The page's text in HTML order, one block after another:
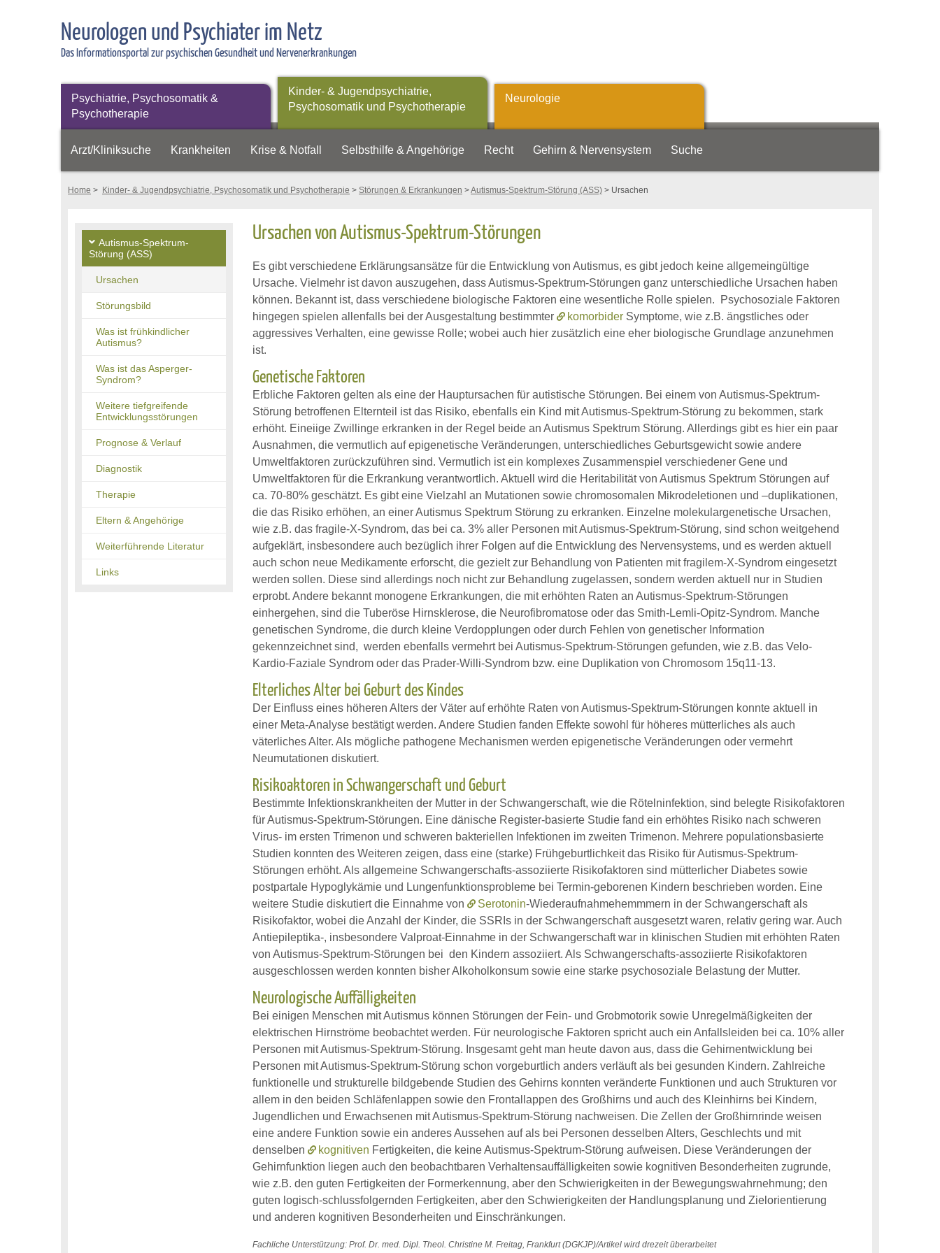
Neurologen und Psychiater im Netz
Das Informationsportal zur psychischen Gesundheit und Nervenerkrankungen
Psychiatrie, Psychosomatik &
Psychotherapie
Kinder- & Jugendpsychiatrie,
Psychosomatik und Psychotherapie
Neurologie
Arzt/Kliniksuche Krankheiten Krise & Notfall Selbsthilfe & Angehörige Recht Gehirn & Nervensystem Suche
Home > Kinder- & Jugendpsychiatrie, Psychosomatik und Psychotherapie > Störungen & Erkrankungen >Autismus-Spektrum-Störung (ASS) > Ursachen
Autismus-Spektrum-
Störung (ASS)
Ursachen
Störungsbild
Was ist frühkindlicher
Autismus?
Was ist das Asperger-
Syndrom?
Weitere tiefgreifende
Entwicklungsstörungen
Prognose & Verlauf
Diagnostik
Therapie
Eltern & Angehörige
Weiterführende Literatur
Links
Ursachen von Autismus-Spektrum-Störungen
Es gibt verschiedene Erklärungsansätze für die Entwicklung von Autismus, es gibt jedoch keine allgemeingültige
Ursache. Vielmehr ist davon auszugehen, dass Autismus-Spektrum-Störungen ganz unterschiedliche Ursachen haben
können. Bekannt ist, dass verschiedene biologische Faktoren eine wesentliche Rolle spielen. Psychosoziale Faktoren
hingegen spielen allenfalls bei der Ausgestaltung bestimmter
komorbider Symptome, wie z.B. ängstliches oder
aggressives Verhalten, eine gewisse Rolle; wobei auch hier zusätzlich eine eher biologische Grundlage anzunehmen
ist.
Genetische Faktoren
Erbliche Faktoren gelten als eine der Hauptursachen für autistische Störungen. Bei einem von Autismus-Spektrum-
Störung betroffenen Elternteil ist das Risiko, ebenfalls ein Kind mit Autismus-Spektrum-Störung zu bekommen, stark
erhöht. Eineiige Zwillinge erkranken in der Regel beide an Autismus Spektrum Störung. Allerdings gibt es hier ein paar
Ausnahmen, die vermutlich auf epigenetische Veränderungen, unterschiedliches Geburtsgewicht sowie andere
Umweltfaktoren zurückzuführen sind. Vermutlich ist ein komplexes Zusammenspiel verschiedener Gene und
Umweltfaktoren für die Erkrankung verantwortlich. Aktuell wird die Heritabilität von Autismus Spektrum Störungen auf
ca. 70-80% geschätzt. Es gibt eine Vielzahl an Mutationen sowie chromosomalen Mikrodeletionen und –duplikationen,
die das Risiko erhöhen, an einer Autismus Spektrum Störung zu erkranken. Einzelne molekulargenetische Ursachen,
wie z.B. das fragile-X-Syndrom, das bei ca. 3% aller Personen mit Autismus-Spektrum-Störung, sind schon weitgehend
aufgeklärt, insbesondere auch bezüglich ihrer Folgen auf die Entwicklung des Nervensystems, und es werden aktuell
auch schon neue Medikamente erforscht, die gezielt zur Behandlung von Patienten mit fragilem-X-Syndrom eingesetzt
werden sollen. Diese sind allerdings noch nicht zur Behandlung zugelassen, sondern werden aktuell nur in Studien
erprobt. Andere bekannt monogene Erkrankungen, die mit erhöhten Raten an Autismus-Spektrum-Störungen
einhergehen, sind die Tuberöse Hirnsklerose, die Neurofibromatose oder das Smith-Lemli-Opitz-Syndrom. Manche
genetischen Syndrome, die durch kleine Verdopplungen oder durch Fehlen von genetischer Information
gekennzeichnet sind, werden ebenfalls vermehrt bei Autismus-Spektrum-Störungen gefunden, wie z.B. das Velo-
Kardio-Faziale Syndrom oder das Prader-Willi-Syndrom bzw. eine Duplikation von Chromosom 15q11-13.
Elterliches Alter bei Geburt des Kindes
Der Einfluss eines höheren Alters der Väter auf erhöhte Raten von Autismus-Spektrum-Störungen konnte aktuell in
einer Meta-Analyse bestätigt werden. Andere Studien fanden Effekte sowohl für höheres mütterliches als auch
väterliches Alter. Als mögliche pathogene Mechanismen werden epigenetische Veränderungen oder vermehrt
Neumutationen diskutiert.
Risikoaktoren in Schwangerschaft und Geburt
Bestimmte Infektionskrankheiten der Mutter in der Schwangerschaft, wie die Rötelninfektion, sind belegte Risikofaktoren
für Autismus-Spektrum-Störungen. Eine dänische Register-basierte Studie fand ein erhöhtes Risiko nach schweren
Virus- im ersten Trimenon und schweren bakteriellen Infektionen im zweiten Trimenon. Mehrere populationsbasierte
Studien konnten des Weiteren zeigen, dass eine (starke) Frühgeburtlichkeit das Risiko für Autismus-Spektrum-
Störungen erhöht. Als allgemeine Schwangerschafts-assoziierte Risikofaktoren sind mütterlicher Diabetes sowie
postpartale Hypoglykämie und Lungenfunktionsprobleme bei Termin-geborenen Kindern beschrieben worden. Eine
weitere Studie diskutiert die Einnahme von
Serotonin-Wiederaufnahmehemmmern in der Schwangerschaft als
Risikofaktor, wobei die Anzahl der Kinder, die SSRIs in der Schwangerschaft ausgesetzt waren, relativ gering war. Auch
Antiepileptika-, insbesondere Valproat-Einnahme in der Schwangerschaft war in klinischen Studien mit erhöhten Raten
von Autismus-Spektrum-Störungen bei den Kindern assoziiert. Als Schwangerschafts-assoziierte Risikofaktoren
ausgeschlossen werden konnten bisher Alkoholkonsum sowie eine starke psychosoziale Belastung der Mutter.
Neurologische Auffälligkeiten
Bei einigen Menschen mit Autismus können Störungen der Fein- und Grobmotorik sowie Unregelmäßigkeiten der
elektrischen Hirnströme beobachtet werden. Für neurologische Faktoren spricht auch ein Anfallsleiden bei ca. 10% aller
Personen mit Autismus-Spektrum-Störung. Insgesamt geht man heute davon aus, dass die Gehirnentwicklung bei
Personen mit Autismus-Spektrum-Störung schon vorgeburtlich anders verläuft als bei gesunden Kindern. Zahlreiche
funktionelle und strukturelle bildgebende Studien des Gehirns konnten veränderte Funktionen und auch Strukturen vor
allem in den beiden Schläfenlappen sowie den Frontallappen des Großhirns und auch des Kleinhirns bei Kindern,
Jugendlichen und Erwachsenen mit Autismus-Spektrum-Störung nachweisen. Die Zellen der Großhirnrinde weisen
eine andere Funktion sowie ein anderes Aussehen auf als bei Personen desselben Alters, Geschlechts und mit
denselben
kognitiven Fertigkeiten, die keine Autismus-Spektrum-Störung aufweisen. Diese Veränderungen der
Gehirnfunktion liegen auch den beobachtbaren Verhaltensauffälligkeiten sowie kognitiven Besonderheiten zugrunde,
wie z.B. den guten Fertigkeiten der Formerkennung, aber den Schwierigkeiten in der Bewegungswahrnehmung; den
guten logisch-schlussfolgernden Fertigkeiten, aber den Schwierigkeiten der Handlungsplanung und Zielorientierung
und anderen kognitiven Besonderheiten und Einschränkungen.
Fachliche Unterstützung: Prof. Dr. med. Dipl. Theol. Christine M. Freitag, Frankfurt (DGKJP)/Artikel wird drezeit überarbeitet